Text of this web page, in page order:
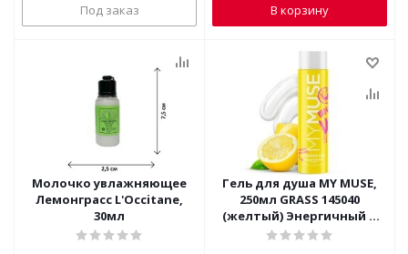
Под заказ В корзину
Молочко увлажняющее
Лемонграсс L'Occitane,
30мл
Гель для душа MY MUSE,
250мл GRASS 145040
(желтый) Энергичный и
Бодрый